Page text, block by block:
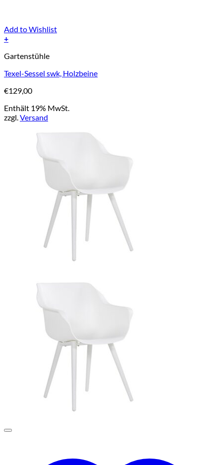
Add to Wishlist
+
Gartenstühle
Texel-Sessel swk, Holzbeine
€129,00
Enthält 19% MwSt.
zzgl.Versand